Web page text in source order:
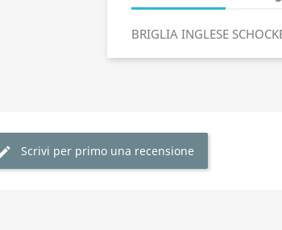
BRIGLIA INGLESE
Scrivi per primo una recensione